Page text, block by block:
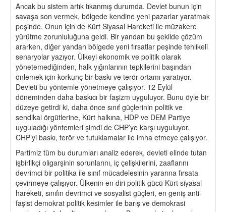
Ancak bu sistem artık tıkanmış durumda. Devlet bunun için
savaşa son vermek, bölgede kendine yeni pazarlar yaratmak
peşinde. Onun için de Kürt Siyasal Hareketi ile müzakere
yürütme zorunluluğuna geldi. Bir yandan bu şekilde çözüm
ararken, diğer yandan bölgede yeni fırsatlar peşinde tehlikeli
senaryolar yazıyor. Ülkeyi ekonomik ve politik olarak
yönetemediğinden, halk yığınlarının tepkilerini başından
önlemek için korkunç bir baskı ve terör ortamı yaratıyor.
Devleti bu yöntemle yönetmeye çalışıyor. 12 Eylül
döneminden daha baskıcı bir faşizm uyguluyor. Bunu öyle bir
düzeye getirdi ki, daha önce sınıf güçlerinin politik ve
sendikal örgütlerine, Kürt halkına, HDP ve DEM Partiye
uyguladığı yöntemleri şimdi de CHP’ye karşı uyguluyor.
CHP’yi baskı, terör ve tutuklamalar ile imha etmeye çalışıyor.
Partimiz tüm bu durumları analiz ederek, devleti elinde tutan
işbirlikçi oligarşinin sorunlarını, iç çelişkilerini, zaaflarını
devrimci bir politika ile sınıf mücadelesinin yararına fırsata
çevirmeye çalışıyor. Ülkenin en diri politik gücü Kürt siyasal
hareketi, sınıfın devrimci ve sosyalist güçleri, en geniş anti-
faşist demokrat politik kesimler ile barış ve demokrasi